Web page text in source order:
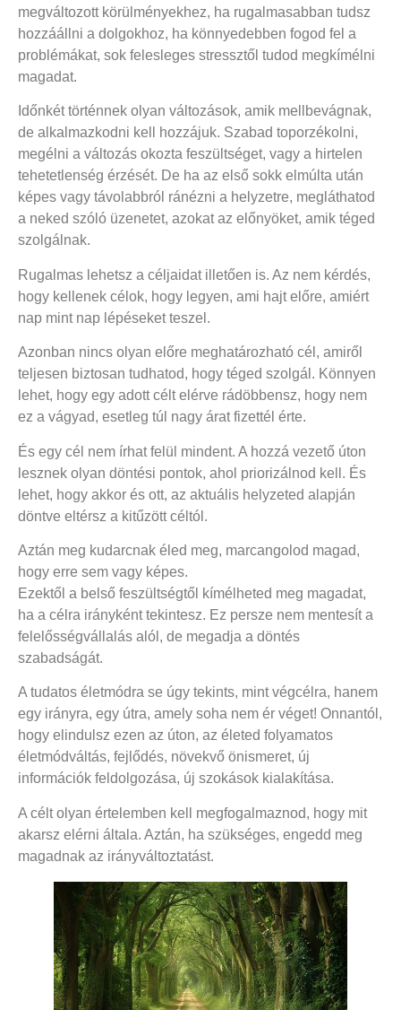
megváltozott körülményekhez, ha rugalmasabban tudsz
hozzáállni a dolgokhoz, ha könnyedebben fogod fel a
problémákat, sok felesleges stressztől tudod megkímélni
magadat.
Időnkét történnek olyan változások, amik mellbevágnak,
de alkalmazkodni kell hozzájuk. Szabad toporzékolni,
megélni a változás okozta feszültséget, vagy a hirtelen
tehetetlenség érzését. De ha az első sokk elmúlta után
képes vagy távolabbról ránézni a helyzetre, megláthatod
a neked szóló üzenetet, azokat az előnyöket, amik téged
szolgálnak.
Rugalmas lehetsz a céljaidat illetően is. Az nem kérdés,
hogy kellenek célok, hogy legyen, ami hajt előre, amiért
nap mint nap lépéseket teszel.
Azonban nincs olyan előre meghatározható cél, amiről
teljesen biztosan tudhatod, hogy téged szolgál. Könnyen
lehet, hogy egy adott célt elérve rádöbbensz, hogy nem
ez a vágyad, esetleg túl nagy árat fizettél érte.
És egy cél nem írhat felül mindent. A hozzá vezető úton
lesznek olyan döntési pontok, ahol priorizálnod kell. És
lehet, hogy akkor és ott, az aktuális helyzeted alapján
döntve eltérsz a kitűzött céltól.
Aztán meg kudarcnak éled meg, marcangolod magad,
hogy erre sem vagy képes.
Ezektől a belső feszültségtől kímélheted meg magadat,
ha a célra irányként tekintesz. Ez persze nem mentesít a
felelősségvállalás alól, de megadja a döntés
szabadságát.
A tudatos életmódra se úgy tekints, mint végcélra, hanem
egy irányra, egy útra, amely soha nem ér véget! Onnantól,
hogy elindulsz ezen az úton, az életed folyamatos
életmódváltás, fejlődés, növekvő önismeret, új
információk feldolgozása, új szokások kialakítása.
A célt olyan értelemben kell megfogalmaznod, hogy mit
akarsz elérni általa. Aztán, ha szükséges, engedd meg
magadnak az irányváltoztatást.